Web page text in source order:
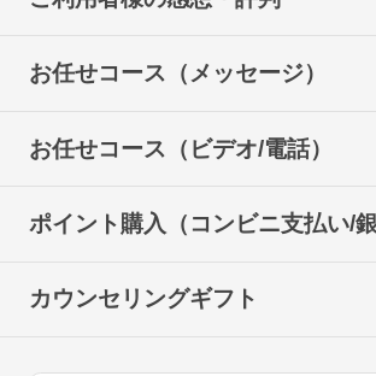
お任せコース（メッセージ）
お任せコース（ビデオ/電話）
ポイント購入（コンビニ支払い/銀
カウンセリングギフト